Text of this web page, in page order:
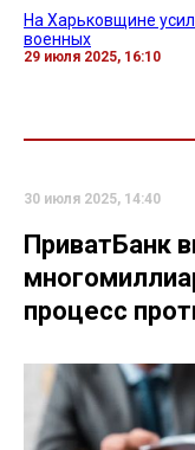
На Харьковщине
военных
29 июля 2025, 16:10
30 июля 2025, 14:40
ПриватБанк
процесс